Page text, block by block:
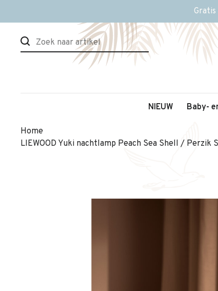
NIEUW Baby-
Home
LIEWOOD Yuki nachtlamp Peach Sea Shell / Perzik